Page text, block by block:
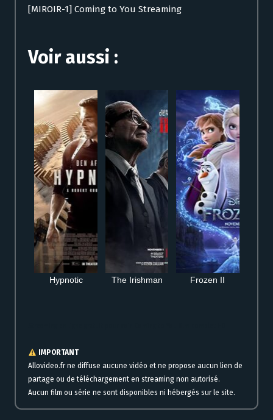
[MIROIR-1] Coming to You Streaming
Voir aussi :
Hypnotic The Irishman Frozen II
IMPORTANT
Allovideo.fr ne diffuse aucune vidéo et ne propose aucun lien de
partage ou de téléchargement en streaming non autorisé.
Aucun film ou série ne sont disponibles ni hébergés sur le site.